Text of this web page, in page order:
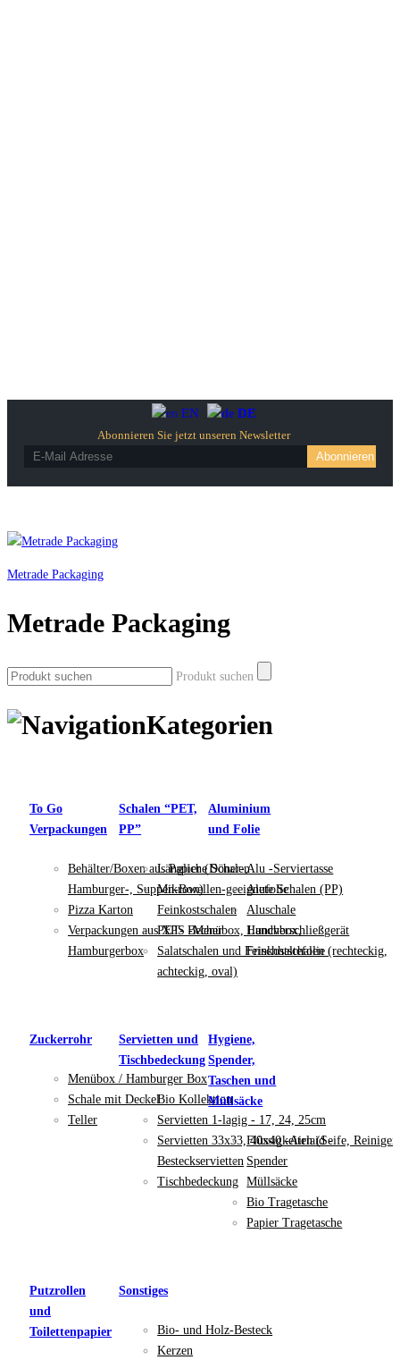
EN DE
Abonnieren Sie jetzt unseren Newsletter
Metrade Packaging
Metrade Packaging
Produkt suchen
Kategorien
To Go
Verpackungen
Behälter/Boxen aus Papier (Döner-,
Hamburger-, Suppen-Box)
Pizza Karton
Verpackungen aus XPS -Menübox, Lunchbox,
Hamburgerbox
Schalen “PET,
PP”
Längliche Schalen
Mikrowellen-geeignete Schalen (PP)
Feinkostschalen
PET- Becher
Salatschalen und Feinkostschalen (rechteckig,
achteckig, oval)
Aluminium
und Folie
Alu -Serviertasse
Alufolie
Aluschale
Handverschließgerät
Frischhaltefolie
Zuckerrohr
Menübox / Hamburger Box
Schale mit Deckel
Teller
Servietten und
Tischbedeckung
Bio Kollektion
Servietten 1-lagig - 17, 24, 25cm
Servietten 33x33, 40x40 -Airlaid -
Besteckservietten
Tischbedeckung
Hygiene,
Spender,
Taschen und
Müllsäcke
Flüssigkeiten (Seife,
Spender
Müllsäcke
Bio Tragetasche
Papier Tragetasche
Putzrollen
und
Toilettenpapier
Sonstiges
Bio- und Holz-Besteck
Kerzen